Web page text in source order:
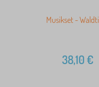
Musikset -
38,10€